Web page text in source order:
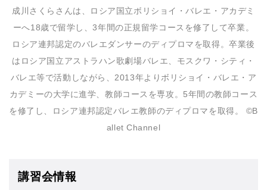
成川さくらさんは、ロシア国立ボリショイ・バレエ・アカデミ
ーへ18歳で留学し、3年間の正規留学コースを修了して卒業。
ロシア連邦認定のバレエダンサーのディプロマを取得。卒業後
はロシア国立アストラハン歌劇場バレエ、モスクワ・シティ・
バレエ等で活動しながら、2013年よりボリショイ・バレエ・ア
カデミーの大学に進学、教師コースを専攻。5年間の教師コース
を修了し、ロシア連邦認定バレエ教師のディプロマを取得。 ©B
allet Channel
講習会情報